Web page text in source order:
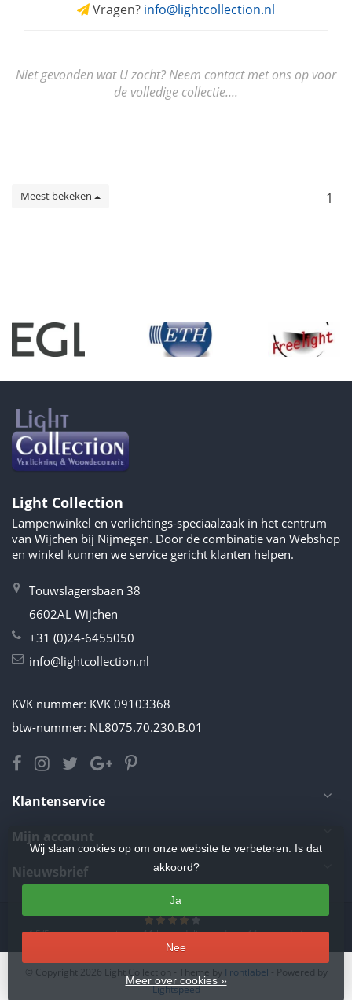
Vragen? info@lightcollection.nl
Niet gevonden wat U zocht? Neem contact met ons op voor
de volledige collectie....
Meest bekeken 1
Light Collection
Lampenwinkel en verlichtings-speciaalzaak in het centrum
van Wijchen bij Nijmegen. Door de combinatie van Webshop
en winkel kunnen we service gericht klanten helpen.
Touwslagersbaan 38
6602AL Wijchen
+31 (0)24-6455050
info@lightcollection.nl
KVK nummer: KVK 09103368
btw-nummer: NL8075.70.230.B.01
Klantenservice
Mijn account
Nieuwsbrief
4.5/5sterren op basis van11beoordelingen.Lees 11 beoordelingen
Wij slaan cookies op om onze website te verbeteren. Is dat
akkoord?
Ja
Nee
Meer over cookies »
© Copyright 2026 Light Collection - Theme by Frontlabel - Powered by
Lightspeed